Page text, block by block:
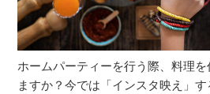
ホームパーティーを行う際、料理
ますか？今では「インスタ映え」